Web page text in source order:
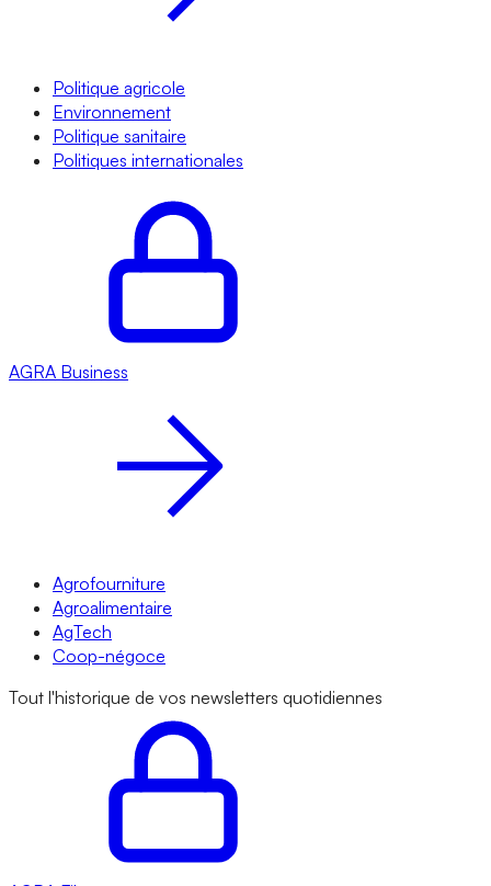
Politique agricole
Environnement
Politique sanitaire
Politiques internationales
AGRA Business
Agrofourniture
Agroalimentaire
AgTech
Coop-négoce
Tout l'historique de vos newsletters quotidiennes